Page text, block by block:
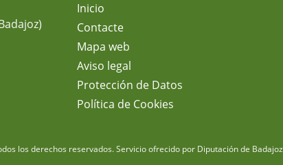
Inicio
Contacte
Mapa web
Aviso legal
Protección de Datos
Política de Cookies
los derechos reservados.Servicio ofrecido por Diputación de Badajoz